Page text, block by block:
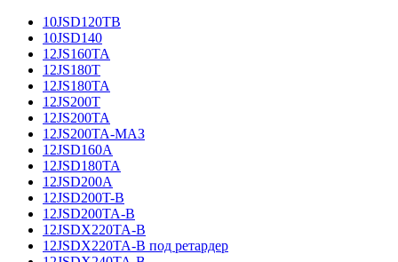
10JSD120TB
10JSD140
12JS160TA
12JS180T
12JS180TA
12JS200T
12JS200TA
12JS200TA-МАЗ
12JSD160A
12JSD180TA
12JSD200A
12JSD200T-B
12JSD200TA-B
12JSDX220TA-B
12JSDX220TA-B под ретардер